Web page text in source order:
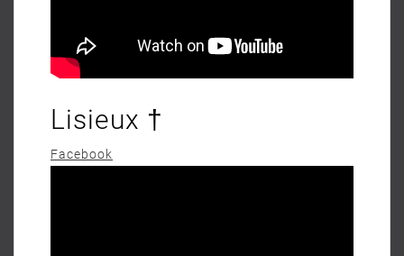
Lisieux †
Facebook